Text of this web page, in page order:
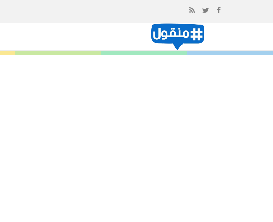
المحتوى